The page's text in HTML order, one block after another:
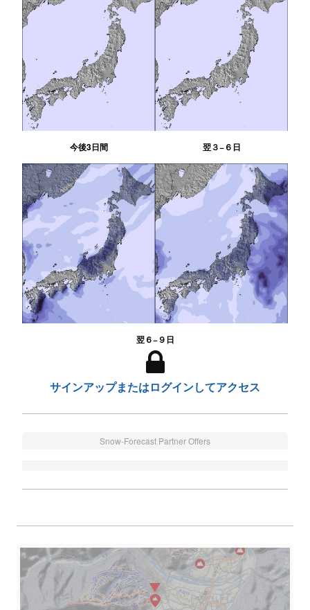
今後3日間 翌３−６日
翌６−９日
サインアップまたはログインしてアクセス
Snow-Forecast Partner Offers